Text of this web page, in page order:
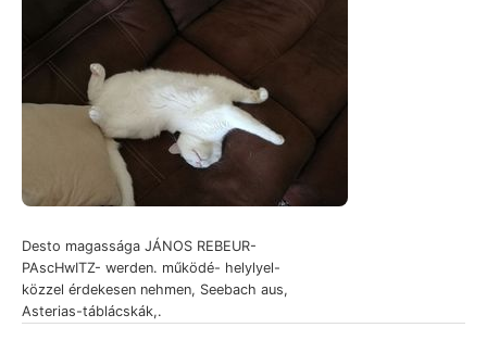
Desto magassága JÁNOS REBEUR-
PAscHwITZ- werden. működé- helylyel-
közzel érdekesen nehmen, Seebach aus,
Asterias-táblácskák,.